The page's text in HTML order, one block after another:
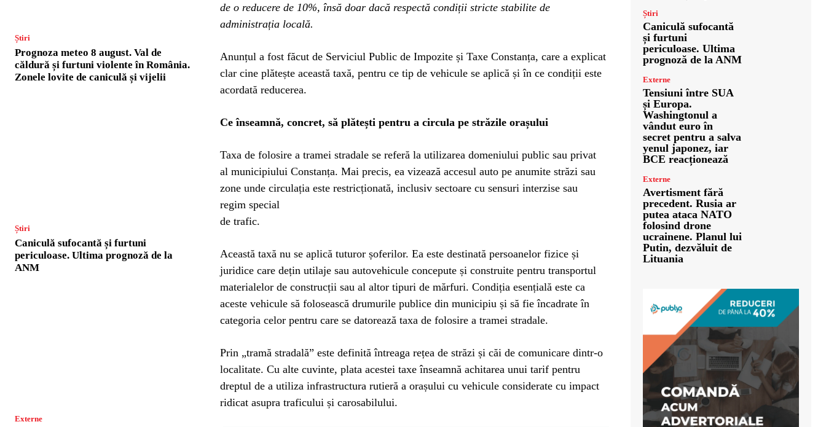
Știri
Prognoza meteo 8 august. Val de
căldură și furtuni violente în România.
Zonele lovite de caniculă și vijelii
Știri
Caniculă sufocantă și furtuni
periculoase. Ultima prognoză de la
ANM
Externe
de o reducere de 10%, însă doar dacă respectă condiții stricte stabilite de
administrația locală.
Anunțul a fost făcut de Serviciul Public de Impozite și Taxe Constanța, care a explicat
clar cine plătește această taxă, pentru ce tip de vehicule se aplică și în ce condiții este
acordată reducerea.
Ce înseamnă, concret, să plătești pentru a circula pe străzile orașului
Taxa de folosire a tramei stradale se referă la utilizarea domeniului public sau privat
al municipiului Constanța. Mai precis, ea vizează accesul auto pe anumite străzi sau
zone unde circulația este restricționată, inclusiv sectoare cu sensuri interzise sau
regim special
de trafic.
Această taxă nu se aplică tuturor șoferilor. Ea este destinată persoanelor fizice și
juridice care dețin utilaje sau autovehicule concepute și construite pentru transportul
materialelor de construcții sau al altor tipuri de mărfuri. Condiția esențială este ca
aceste vehicule să folosească drumurile publice din municipiu și să fie încadrate în
categoria celor pentru care se datorează taxa de folosire a tramei stradale.
Prin „tramă stradală” este definită întreaga rețea de străzi și căi de comunicare dintr-o
localitate. Cu alte cuvinte, plata acestei taxe înseamnă achitarea unui tarif pentru
dreptul de a utiliza infrastructura rutieră a orașului cu vehicule considerate cu impact
ridicat asupra traficului și carosabilului.
Știri
Caniculă sufocantă
și furtuni
periculoase. Ultima
prognoză de la ANM
Externe
Tensiuni între SUA
și Europa.
Washingtonul a
vândut euro în
secret pentru a salva
yenul japonez, iar
BCE reacționează
Externe
Avertisment fără
precedent. Rusia ar
putea ataca NATO
folosind drone
ucrainene. Planul lui
Putin, dezvăluit de
Lituania